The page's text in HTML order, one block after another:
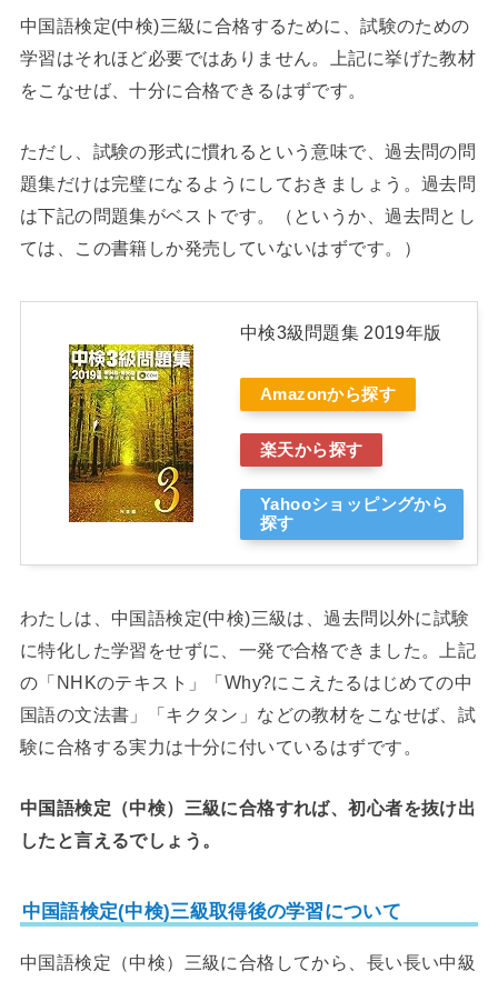
中国語検定(中検)三級に合格するために、試験のための
学習はそれほど必要ではありません。上記に挙げた教材
をこなせば、十分に合格できるはずです。
ただし、試験の形式に慣れるという意味で、過去問の問
題集だけは完璧になるようにしておきましょう。過去問
は下記の問題集がベストです。（というか、過去問とし
ては、この書籍しか発売していないはずです。）
中検3級問題集 2019年版
Amazonから探す
楽天から探す
Yahooショッピングから
探す
わたしは、中国語検定(中検)三級は、過去問以外に試験
に特化した学習をせずに、一発で合格できました。上記
の「NHKのテキスト」「Why?にこえたるはじめての中
国語の文法書」「キクタン」などの教材をこなせば、試
験に合格する実力は十分に付いているはずです。
中国語検定（中検）三級に合格すれば、初心者を抜け出
したと言えるでしょう。
中国語検定(中検)三級取得後の学習について
中国語検定（中検）三級に合格してから、長い長い中級